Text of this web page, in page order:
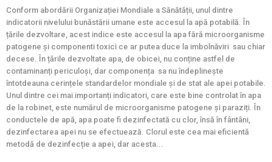
Conform abordării Organizației Mondiale a Sănătății, unul dintre
indicatorii nivelului bunăstării umane este accesul la apă potabilă. În
țările dezvoltare, acest indice este accesul la apa fără microorganisme
patogene și componenti toxici ce ar putea duce la imbolnăviri sau chiar
decese. În țările dezvoltate apa, de obicei, nu conține astfel de
contaminanți periculoși, dar componența sa nu îndeplinește
întotdeauna cerințele standardelor mondiale și de stat ale apei potabile.
Unul dintre cei mai importanți indicatori, care este bine controlat în apa
de la robinet, este numărul de microorganisme patogene și paraziți. În
conductele de apă, apa poate fi dezinfectată cu clor, însă în fântâni,
dezinfectarea apei nu se efectuează. Clorul este cea mai eficientă
metodă de dezinfecție a apei, dar acesta...